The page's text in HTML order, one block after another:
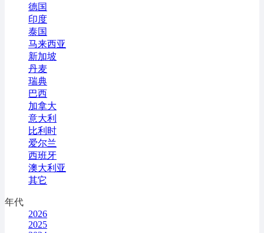
德国
印度
泰国
马来西亚
新加坡
丹麦
瑞典
巴西
加拿大
意大利
比利时
爱尔兰
西班牙
澳大利亚
其它
年代
2026
2025